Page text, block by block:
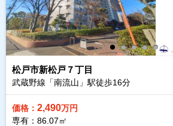
松戸市新松戸７丁目
武蔵野線「南流山」駅徒歩16分
価格： 2,490万円
専有：86.07㎡